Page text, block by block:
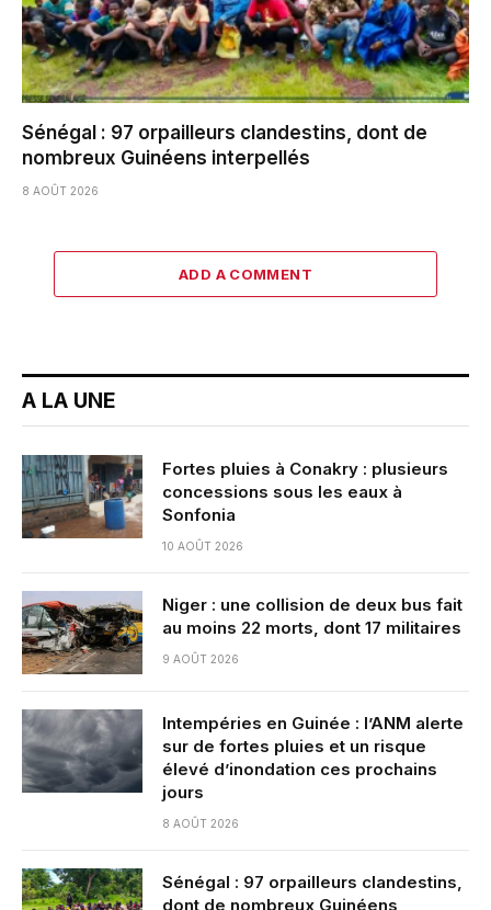
Sénégal : 97 orpailleurs clandestins, dont de
nombreux Guinéens interpellés
8 AOÛT 2026
ADD A COMMENT
A LA UNE
Fortes pluies à Conakry : plusieurs
concessions sous les eaux à
Sonfonia
10 AOÛT 2026
Niger : une collision de deux bus fait
au moins 22 morts, dont 17 militaires
9 AOÛT 2026
Intempéries en Guinée : l’ANM alerte
sur de fortes pluies et un risque
élevé d’inondation ces prochains
jours
8 AOÛT 2026
Sénégal : 97 orpailleurs clandestins,
dont de nombreux Guinéens